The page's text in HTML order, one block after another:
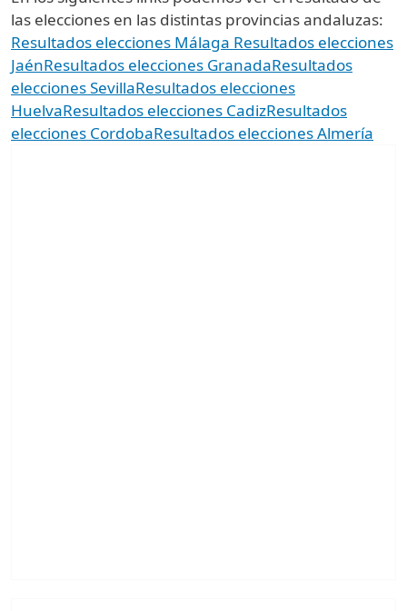
las elecciones en las distintas provincias andaluzas:
Resultados elecciones Málaga Resultados elecciones
JaénResultados elecciones GranadaResultados
elecciones SevillaResultados elecciones
HuelvaResultados elecciones CadizResultados
elecciones CordobaResultados elecciones Almería